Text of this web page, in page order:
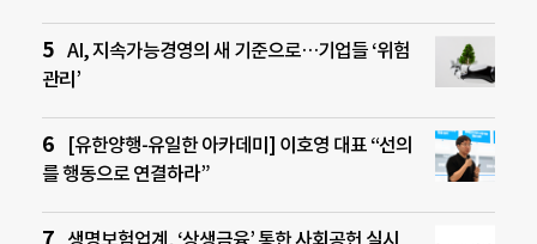
AI, 지속가능경영의 새 기준으로…기업들 ‘위험
관리’
[유한양행-유일한 아카데미] 이호영 대표 “선의
를 행동으로 연결하라”